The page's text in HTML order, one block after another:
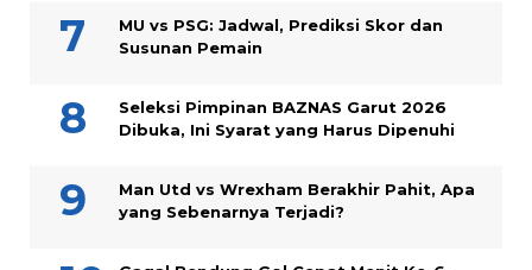
MU vs PSG: Jadwal, Prediksi Skor dan
Susunan Pemain
Seleksi Pimpinan BAZNAS Garut 2026
Dibuka, Ini Syarat yang Harus Dipenuhi
Man Utd vs Wrexham Berakhir Pahit, Apa
yang Sebenarnya Terjadi?